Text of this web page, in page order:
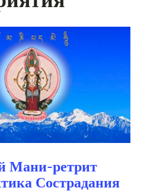
Мани-ретрит
Сострадания